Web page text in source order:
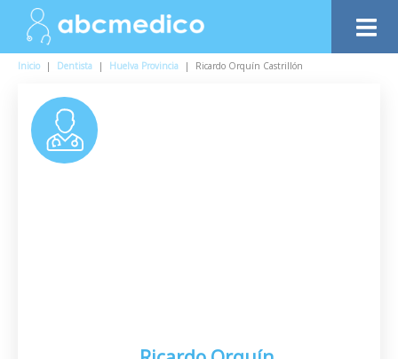
Inicio | Dentista | Huelva Provincia | Ricardo Orquín Castrillón